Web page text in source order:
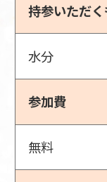
持参いただ
水分
参加費
無料